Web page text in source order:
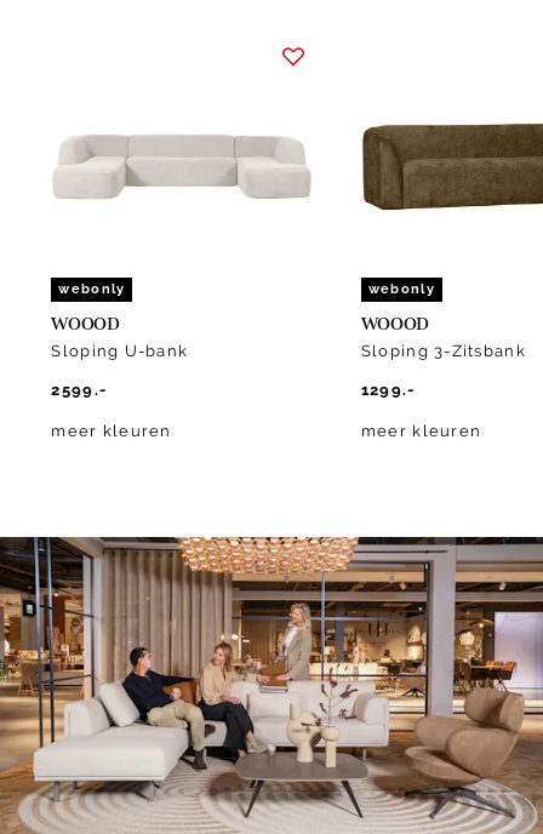
webonly
WOOOD
Sloping U-bank
2599.-
meer kleuren
webonly
WOOOD
Sloping 3-Zitsbank
1299.-
meer kleuren